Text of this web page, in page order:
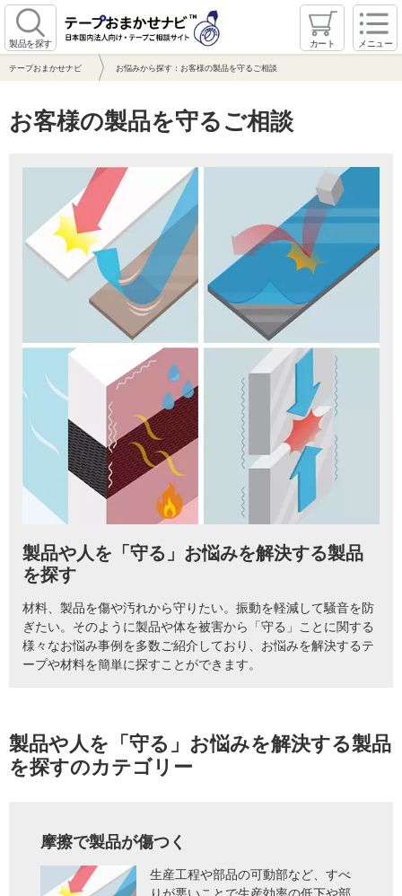
製品を探す カート メニュー
テープおまかせナビ お悩みから探す：お客様の製品を守るご相談
お客様の製品を守るご相談
製品や人を「守る」お悩みを解決する製品
を探す
材料、製品を傷や汚れから守りたい。振動を軽減して騒音を防
ぎたい。そのように製品や体を被害から「守る」ことに関する
様々なお悩み事例を多数ご紹介しており、お悩みを解決するテ
ープや材料を簡単に探すことができます。
製品や人を「守る」お悩みを解決する製品
を探すのカテゴリー
摩擦で製品が傷つく
生産工程や部品の可動部など、すべ